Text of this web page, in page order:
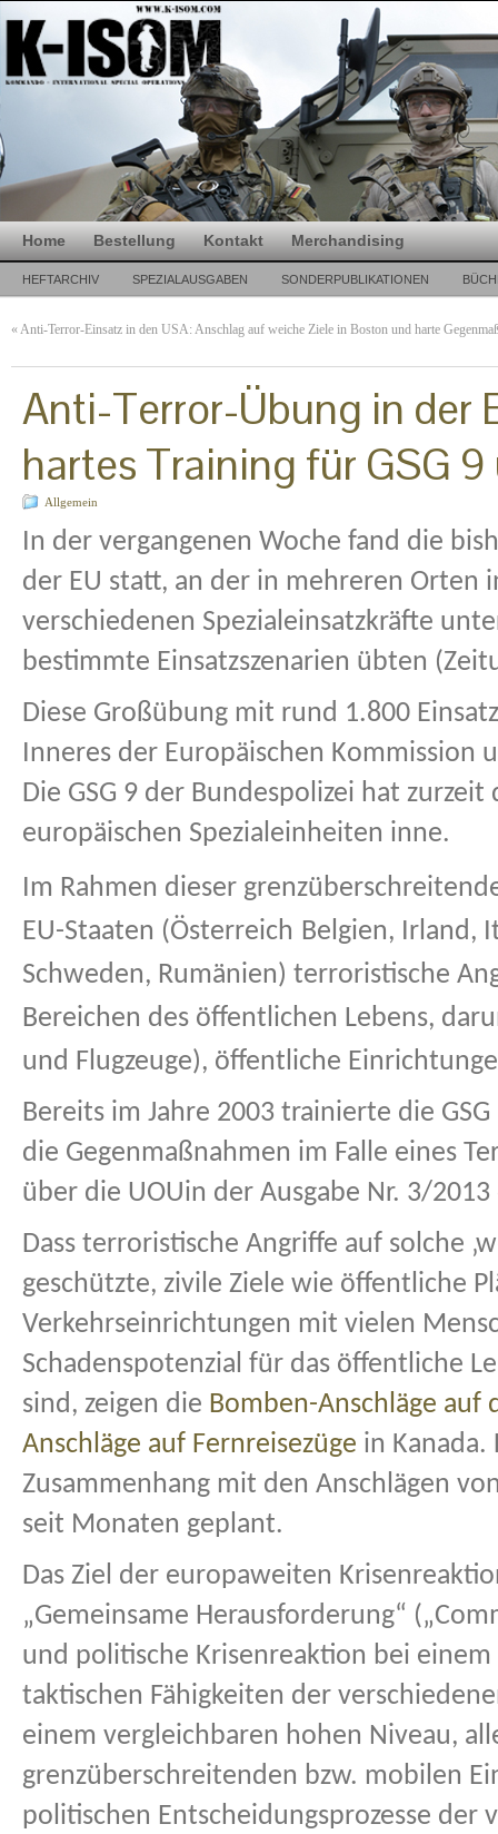
Home Bestellung Kontakt Merchandising
HEFTARCHIV SPEZIALAUSGABEN SONDERPUBLIKATIONEN
«Anti-Terror-Einsatz in den USA: Anschlag auf weiche Ziele in Boston und harte
Anti-Terror-Übung in der
hartes Training für GSG
Allgemein
In der vergangenen Woche fand die
der EU statt, an der in mehreren Orten
verschiedenen Spezialeinsatzkräfte
bestimmte Einsatzszenarien übten
Diese Großübung mit rund 1.800
Inneres der Europäischen Kommission
Die GSG 9 der Bundespolizei hat
europäischen Spezialeinheiten inne.
Im Rahmen dieser
EU-Staaten (Österreich Belgien, Irland,
Schweden, Rumänien) terroristische
Bereichen des öffentlichen Lebens,
und Flugzeuge), öffentliche
Bereits im Jahre 2003 trainierte die
die Gegenmaßnahmen im Falle eines
über die UOUin der Ausgabe Nr. 3/
Dass terroristische Angriffe auf solche
geschützte, zivile Ziele wie öffentliche
Verkehrseinrichtungen mit vielen
Schadenspotenzial für das öffentliche
sind, zeigen die Bomben-Anschläge auf
Anschläge auf Fernreisezüge in
Zusammenhang mit den Anschlägen
seit Monaten geplant.
Das Ziel der europaweiten
„Gemeinsame Herausforderung“
und politische Krisenreaktion bei einem
taktischen Fähigkeiten der
einem vergleichbaren hohen Niveau,
grenzüberschreitenden bzw. mobilen
politischen Entscheidungsprozesse der